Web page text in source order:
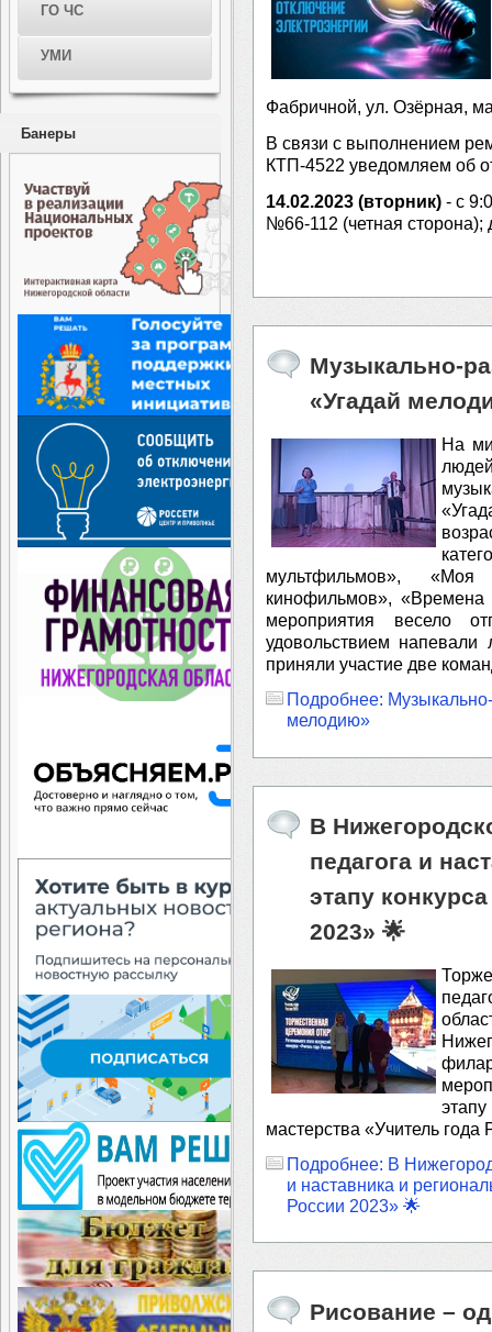
ГО ЧС
УМИ
Банеры
Фабричной, ул. Озёрная,
В связи с выполнением
КТП-4522 уведомляем об
14.02.2023 (вторник)- с
№66-112 (четная сторона);
Музыкально-
«Угадай
На
мультфильмов»,
кинофильмов», «Времена
мероприятия весело
удовольствием
приняли участие две
Подробнее:
мелодию»
В
педагога и
этапу
2023» 🌟
мастерства «Учитель года
Подробнее: В
и наставника и
России 2023» 🌟
Рисование –